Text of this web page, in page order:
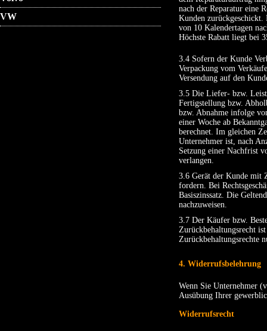
VW
nach der Reparatur eine
Kunden zurückgeschickt.
von 10 Kalendertagen
Höchste Rabatt liegt bei
3.4 Sofern der Kunde
Verpackung vom
Versendung auf den
3.5 Die Liefer- bzw.
Fertigstellung bzw.
bzw. Abnahme infolge
einer Woche ab
berechnet. Im gleichen
Unternehmer ist, nach
Setzung einer Nachfrist
verlangen.
3.6 Gerät der Kunde mit
fordern. Bei
Basiszinssatz. Die
nachzuweisen.
3.7 Der Käufer bzw.
Zurückbehaltungsrecht
Zurückbehaltungsrechte
4. Widerrufsbelehrung
Wenn Sie Unternehmer
Ausübung Ihrer
Widerrufsrecht